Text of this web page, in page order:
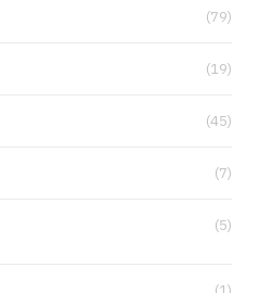
(79)
(19)
(45)
(7)
(5)